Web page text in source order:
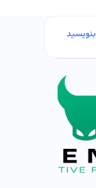
بنویسید